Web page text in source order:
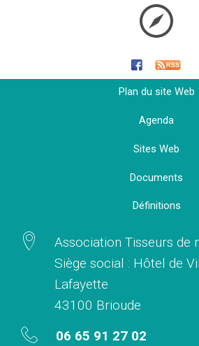
Plan du site Web
Agenda
Sites Web
Documents
Définitions
Association Tisseurs de
Siège social : Hôtel de
Lafayette
43100 Brioude
06 65 91 27 02